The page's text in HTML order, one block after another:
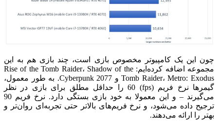
چون این یک کامپیوتر مخصوص بازی است، چند بازی هم به این
مجموعه اضافه کرده‌ایم: Rise of the Tomb Raider، Shadow of the
Tomb Raider، Metro: Exodus و Cyberpunk 2077. به طور معمول،
گیمرها نرخ فریم (fps) 60 را حداقل مطلق برای بازی در نظر
می‌گیرند – و این معمولا به خود بازی بستگی دارد. نرخ فریم 90
ترجیح داده می‌شود، و نرخ فریم‌های بالاتر حتی تجربه‌ای روان‌تر و
بهتر را ارائه می‌دهند.